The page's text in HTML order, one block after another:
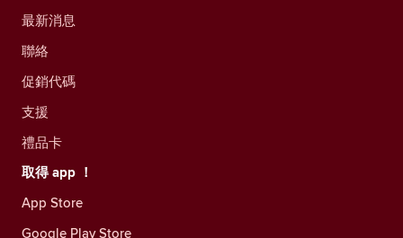
最新消息
聯絡
促銷代碼
支援
禮品卡
取得 app ！
App Store
Google Play Store